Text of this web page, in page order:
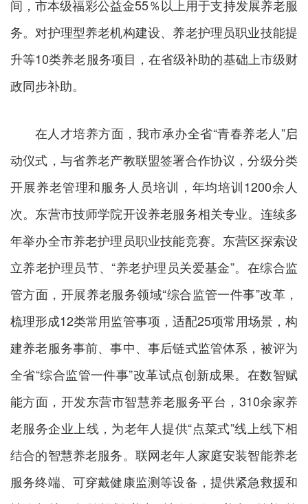
间，市本级福彩公益金55％以上用于支持发展养老服
务。对护理型养老机构建设、养老护理员职业技能提
升等10类养老服务项目，在省级补助的基础上市级财
政同步补助。
在人才培养方面，我市承办全省“青春养老人”启
动仪式，与省养老产教联盟签署合作协议，分级分类
开展养老管理和服务人员培训，年均培训1200余人
次。东营市技师学院开设养老服务相关专业。连续多
年举办全市养老护理员职业技能竞赛。东营区探索设
立养老护理员节、“养老护理员关爱基金”。在综合监
管方面，开展养老服务领域“综合监管一件事”改革，
梳理形成12类常用监管事项，适配25项常用场景，构
建养老服务事前、事中、事后链式监管体系，被评为
全省“综合监管一件事”改革试点创新成果。在数智赋
能方面，开发东营市智慧养老服务平台，310余家养
老服务企业上线，为老年人提供“点菜式”线上线下相
结合的智慧养老服务。联网老年人家庭安装智能养老
服务终端、可穿戴健康监测等设备，提供紧急救援和